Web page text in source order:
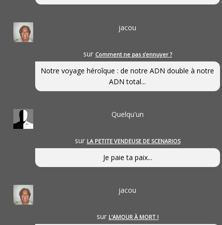
jacou
sur Comment ne pas s’ennuyer ?
Notre voyage héroîque : de notre ADN double à notre
ADN total...
Quelqu'un
sur LA PETITE VENDEUSE DE SCENARIOS
Je paie ta paix...
jacou
sur L’AMOUR À MORT !